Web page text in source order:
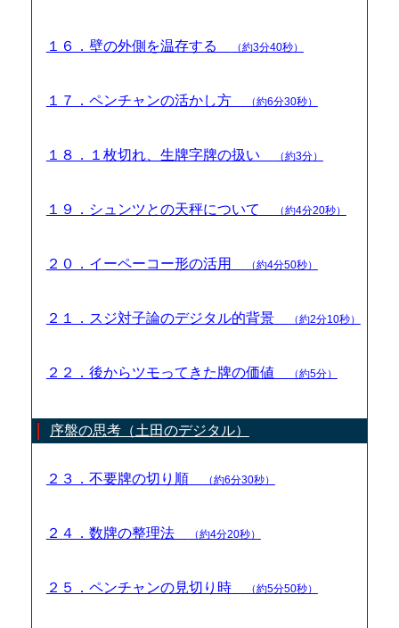
１６．壁の外側を温存する （約3分40秒）
１７．ペンチャンの活かし方 （約6分30秒）
１８．１枚切れ、生牌字牌の扱い （約3分）
１９．シュンツとの天秤について （約4分20秒）
２０．イーペーコー形の活用 （約4分50秒）
２１．スジ対子論のデジタル的背景 （約2分10秒）
２２．後からツモってきた牌の価値 （約5分）
序盤の思考（土田のデジタル）
２３．不要牌の切り順 （約6分30秒）
２４．数牌の整理法 （約4分20秒）
２５．ペンチャンの見切り時 （約5分50秒）